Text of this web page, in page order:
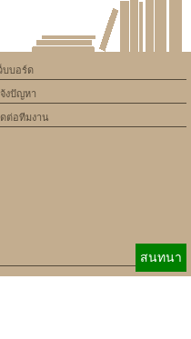
บบอร์ด
งปัญหา
ต่อทีมงาน
สนทนา